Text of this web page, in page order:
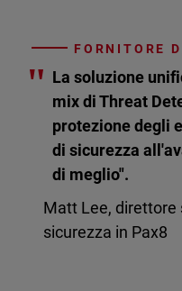
FORNITORE
" La soluzione
mix di Threat
protezione degli
di sicurezza
di meglio".
Matt Lee, direttore
sicurezza in Pax8